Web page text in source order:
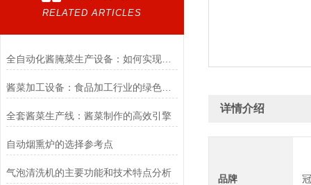
RELATED ARTICLES
全自动化酱腌菜生产设备：如何实现规模化与高效生产
酱菜加工设备：食品加工行业的绿色革命者
全套酱菜生产线：酱菜制作的高效引擎
自动烟熏炉的选择参考点
气泡清洗机的主要功能和技术特点分析
详情介绍
品牌